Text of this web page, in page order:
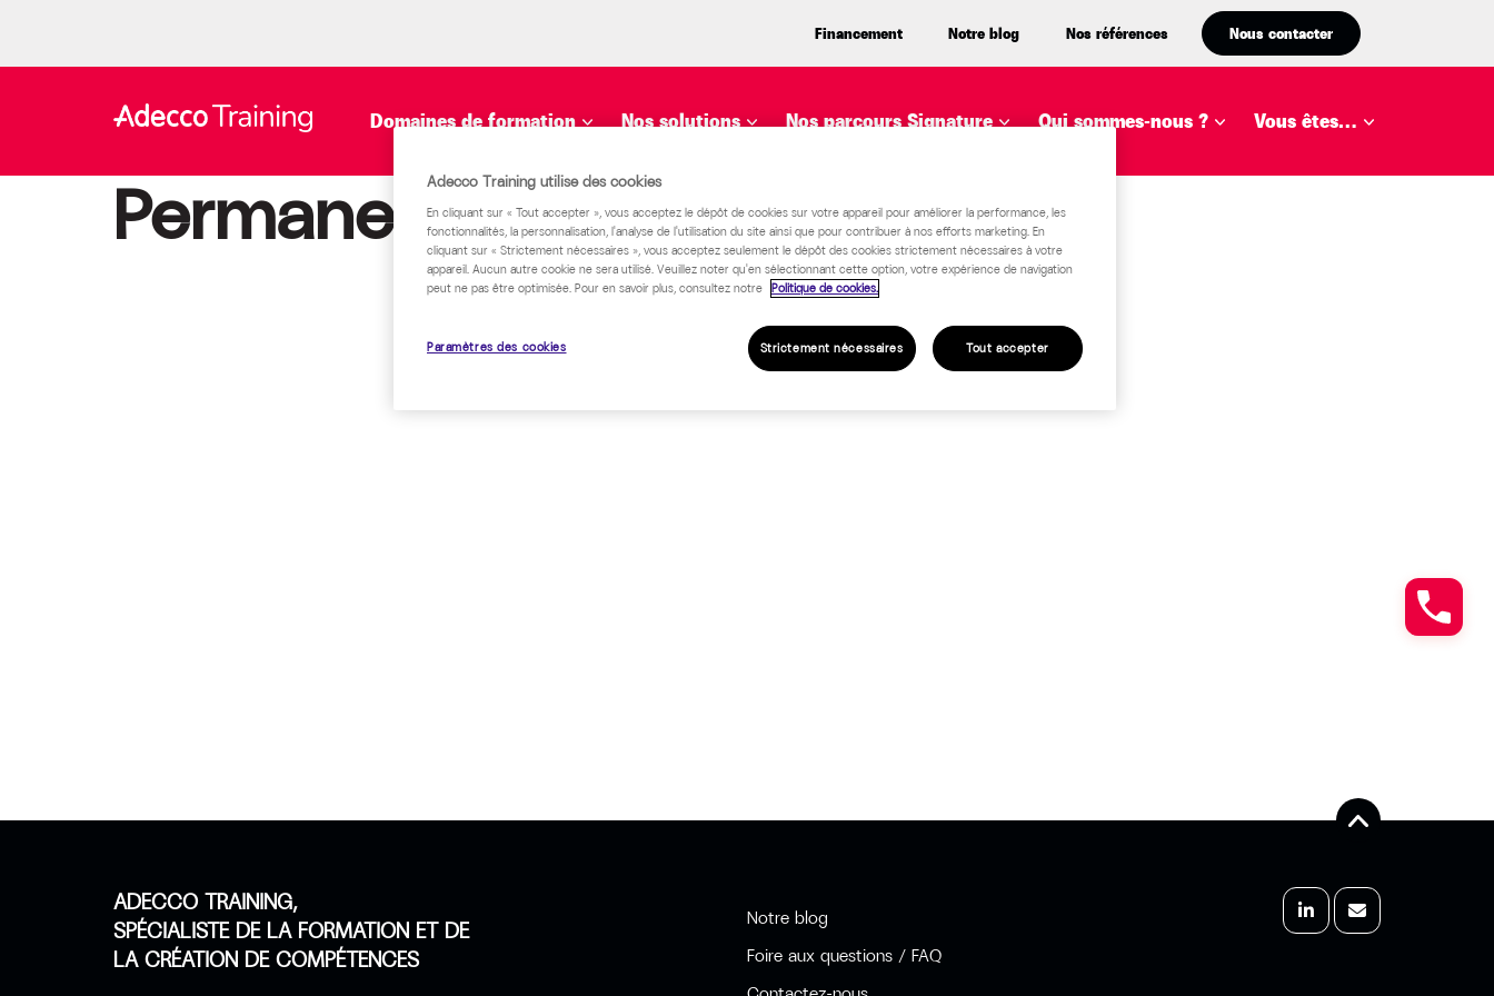
Financement Notre blog Nos références Nous contacter
Domaines de formation Nos solutions Nos parcours Signature Qui sommes-nous ? Vous êtes…
Permanents
ADECCO TRAINING,
SPÉCIALISTE DE LA FORMATION ET DE
LA CRÉATION DE COMPÉTENCES
Notre blog
Foire aux questions / FAQ
Adecco Training utilise des cookies
En cliquant sur « Tout accepter », vous acceptez le dépôt de cookies sur votre appareil pour améliorer la performance, les
fonctionnalités, la personnalisation, l'analyse de l'utilisation du site ainsi que pour contribuer à nos efforts marketing. En
cliquant sur « Strictement nécessaires », vous acceptez seulement le dépôt des cookies strictement nécessaires à votre
appareil. Aucun autre cookie ne sera utilisé. Veuillez noter qu'en sélectionnant cette option, votre expérience de navigation
peut ne pas être optimisée. Pour en savoir plus, consultez notre Politique de cookies.
Paramètres des cookies Strictement nécessaires Tout accepter